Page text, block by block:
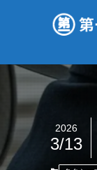
2026
3/13